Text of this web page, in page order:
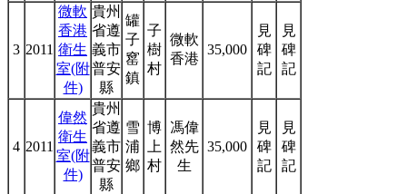
3 2011
微軟
香港
衛生
室(附
件)
貴州
省遵
義市
普安
縣
罐
子
窰
鎮
子
樹
村
微軟
香港
35,000
見
碑
記
見
碑
記
4 2011
偉然
衛生
室(附
件)
貴州
省遵
義市
普安
縣
雪
浦
鄉
博
上
村
馮偉
然先
生
35,000
見
碑
記
見
碑
記